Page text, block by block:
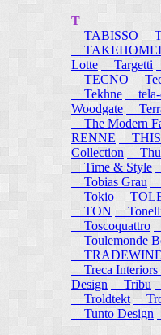
T
TABISSO
Lotte
Targetti
TECNO
Tekhne
tela-
Woodgate
The Modern
RENNE
Collection
Time & Style
Tobias Grau
Tokio
TON
Toscoquattro
Toulemonde
Treca Interiors
Design
Tribu
Troldtekt
Tunto Design